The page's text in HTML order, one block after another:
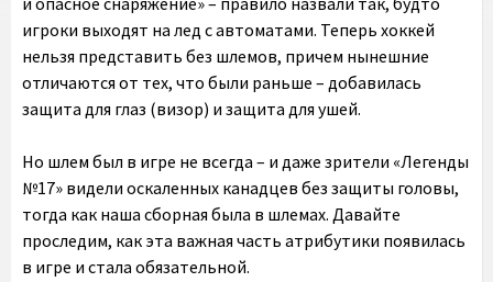
игроки выходят на лед с автоматами. Теперь хоккей
нельзя представить без шлемов, причем нынешние
отличаются от тех, что были раньше – добавилась
защита для глаз (визор) и защита для ушей.
Но шлем был в игре не всегда – и даже зрители «Легенды
№17» видели оскаленных канадцев без защиты головы,
тогда как наша сборная была в шлемах. Давайте
проследим, как эта важная часть атрибутики появилась
в игре и стала обязательной.